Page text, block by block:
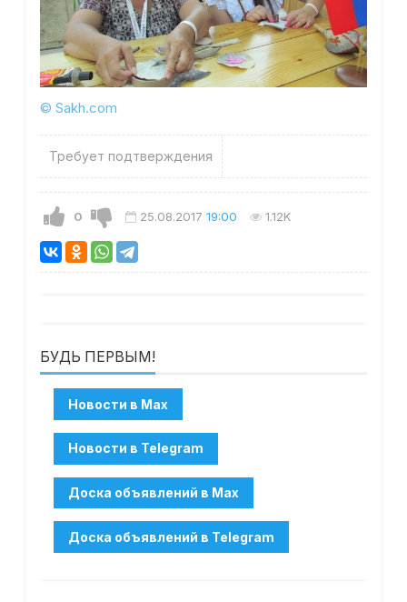
© Sakh.com
Требует подтверждения
0 25.08.2017 19:00 1.12K
БУДЬ ПЕРВЫМ!